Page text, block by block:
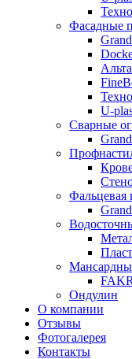
Фасадные
U-
Сварные
Фальцевая
Ондулин
О компании
Отзывы
Фотогалерея
Контакты